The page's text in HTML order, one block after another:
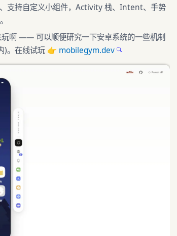
支持自定义小组件，Activity 栈、Intent、手势
啊 —— 可以顺便研究一下安卓系统的一些机制
)。在线试玩 👉 mobilegym.dev